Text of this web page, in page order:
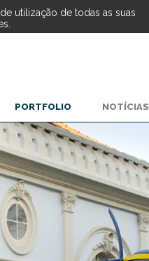
utilização de todas as suas
PORTFOLIO NOTÍCIAS